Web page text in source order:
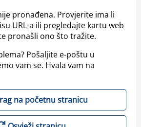
pronađena. Provjerite ima li
URL-a ili pregledajte kartu web
pronašli ono što tražite.
Pošaljite e-poštu u
vam se. Hvala vam na
na početnu stranicu